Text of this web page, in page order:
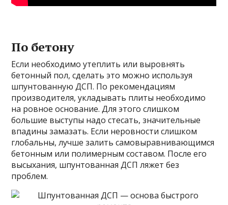
По бетону
Если необходимо утеплить или выровнять
бетонный пол, сделать это можно используя
шпунтованную ДСП. По рекомендациям
производителя, укладывать плиты необходимо
на ровное основание. Для этого слишком
большие выступы надо стесать, значительные
впадины замазать. Если неровности слишком
глобальны, лучше залить самовыравнивающимся
бетонным или полимерным составом. После его
высыхания, шпунтованная ДСП ляжет без
проблем.